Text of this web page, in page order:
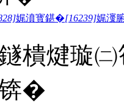
娓濆寳鍖�[16239]娓濅
樻煡璇
锛�